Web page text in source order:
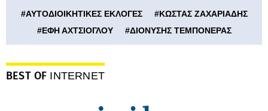
#ΑΥΤΟΔΙΟΙΚΗΤΙΚΕΣ ΕΚΛΟΓΕΣ #ΚΩΣΤΑΣ ΖΑΧΑΡΙΑΔΗΣ
#ΕΦΗ ΑΧΤΣΙΟΓΛΟΥ #ΔΙΟΝΥΣΗΣ ΤΕΜΠΟΝΕΡΑΣ
BEST OF INTERNET